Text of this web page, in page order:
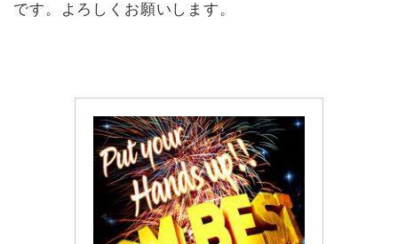
です。よろしくお願いします。